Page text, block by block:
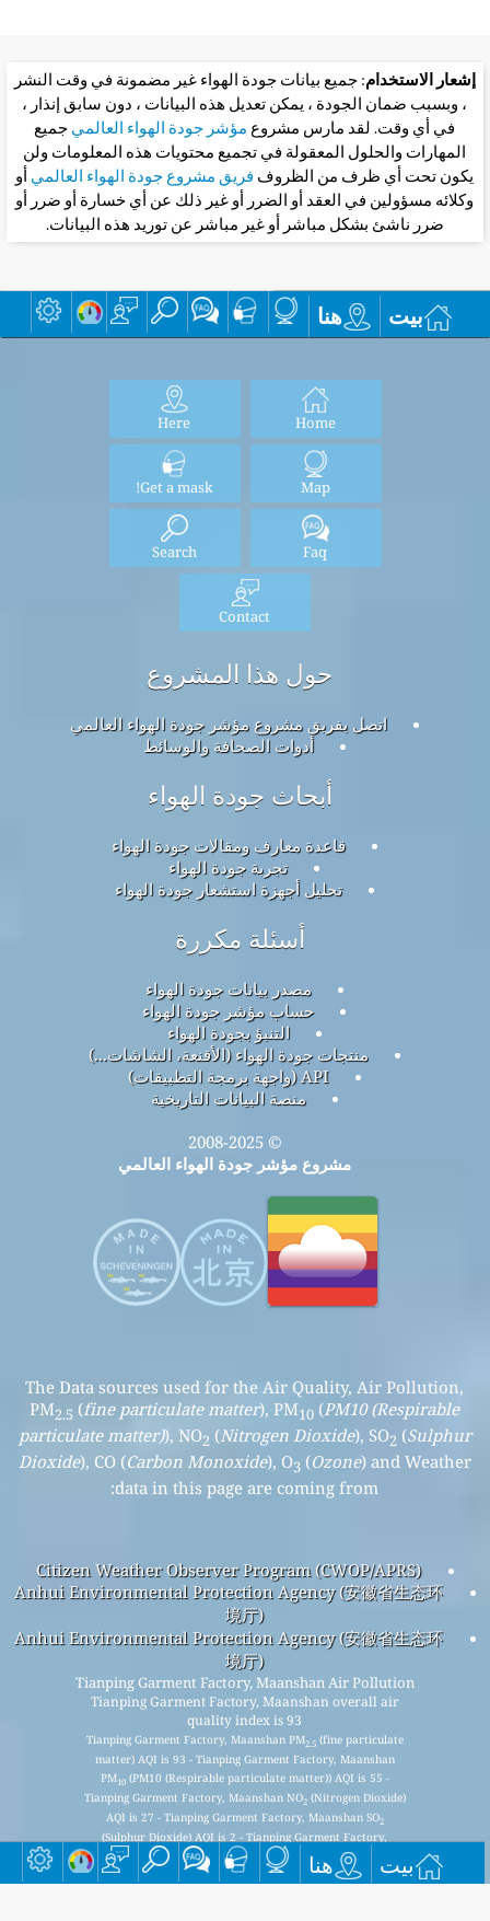
بيت هنا
إشعار الاستخدام: جميع بيانات جودة الهواء غير مضمونة في وقت النشر
، وبسبب ضمان الجودة ، يمكن تعديل هذه البيانات ، دون سابق إنذار ،
في أي وقت. لقد مارس مشروعمؤشر جودة الهواء العالميجميع
المهارات والحلول المعقولة في تجميع محتويات هذه المعلومات ولن
يكون تحت أي ظرف من الظروففريق مشروع جودة الهواء العالميأو
وكلائه مسؤولين في العقد أو الضرر أو غير ذلك عن أي خسارة أو ضرر أو
ضرر ناشئ بشكل مباشر أو غير مباشر عن توريد هذه البيانات.
بيت هنا
Home
Here
Map
Get a mask!
Faq
Search
Contact
حول هذا المشروع
اتصل بفريق مشروع مؤشر جودة الهواء العالمي
أدوات الصحافة والوسائط
أبحاث جودة الهواء
قاعدة معارف ومقالات جودة الهواء
تجربة جودة الهواء
تحليل أجهزة استشعار جودة الهواء
أسئلة مكررة
مصدر بيانات جودة الهواء
حساب مؤشر جودة الهواء
التنبؤ بجودة الهواء
منتجات جودة الهواء (الأقنعة، الشاشات...)
API (واجهة برمجة التطبيقات)
منصة البيانات التاريخية
© 2008-2025
مشروع مؤشر جودة الهواء العالمي
The Data sources used for the Air Quality, Air Pollution,
PM2.5(fine particulate matter), PM10(PM10 (Respirable
particulate matter)), NO2 (Nitrogen Dioxide), SO2 (Sulphur
Dioxide), CO (Carbon Monoxide), O3 (Ozone ) and Weather
data in this page are coming from:
Citizen Weather Observer Program (CWOP/APRS)
Anhui Environmental Protection Agency (安徽省生态环
境厅)
Anhui Environmental Protection Agency (安徽省生态环
境厅)
Tianping Garment Factory, Maanshan Air Pollution
Tianping Garment Factory, Maanshan overall air
quality index is 93
Tianping Garment Factory, Maanshan PM2.5(fine particulate
matter) AQI is 93 - Tianping Garment Factory, Maanshan
PM10(PM10 (Respirable particulate matter)) AQI is 55 -
Tianping Garment Factory, Maanshan NO 2(Nitrogen Dioxide)
AQI is 27 - Tianping Garment Factory, Maanshan SO
(Sulphur Dioxide) AQI is 2 - Tianping Garment Factory,
Maanshan O 3(Ozone) AQI is 4 - Tianping Garment Factory,
Maanshan CO (Carbon Monoxide) AQI is 4 -